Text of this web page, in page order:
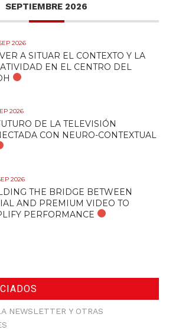
SEPTIEMBRE 2026
2026
A SITUAR EL CONTEXTO Y LA
EN EL CENTRO DEL
2026
DE LA TELEVISIÓN
CON NEURO-CONTEXTUAL
2026
THE BRIDGE BETWEEN
AND PREMIUM VIDEO TO
PERFORMANCE
NEWSLETTER Y OTRAS